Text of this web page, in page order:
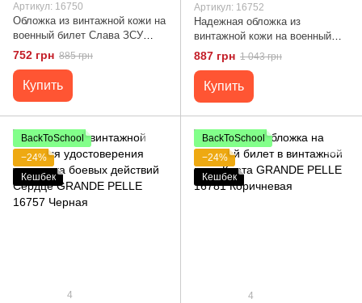
Артикул: 16750
Обложка из винтажной кожи на
военный билет Слава ЗСУ
GRANDE PELLE 16750 Черная
752 грн 885 грн
Купить
Артикул: 16752
Надежная обложка из
винтажной кожи на военный
билет Тризуб ЗСУ GRANDE
PELLE 16752 Коричневая
887 грн 1 043 грн
Купить
BackToSchool
−24%
Кешбек
4
BackToSchool
−24%
Кешбек
4